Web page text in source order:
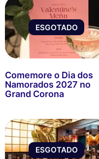
ESGOTADO
Comemore o Dia dos
Namorados 2027 no
Grand Corona
ESGOTADO